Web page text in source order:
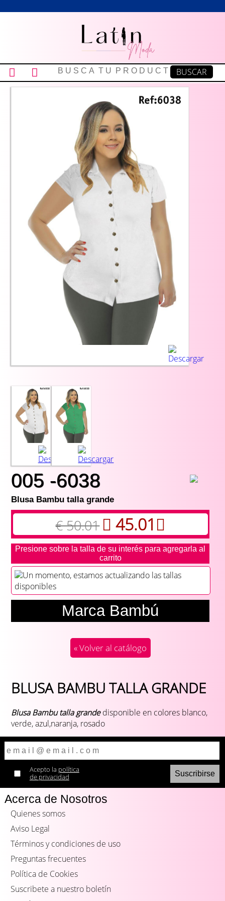
005 -6038
Blusa Bambu talla grande
€ 50.01 45.01
Presione sobre la talla de su interés para agregarla al
carrito
Un momento, estamos actualizando las tallas
disponibles
Marca Bambú
« Volver al catálogo
BLUSA BAMBU TALLA GRANDE
Blusa Bambu talla grandedisponible en colores blanco,
verde, azul,naranja, rosado
Acepto la política
de privacidad
Acerca de Nosotros
Quienes somos
Aviso Legal
Términos y condiciones de uso
Preguntas frecuentes
Política de Cookies
Suscribete a nuestro boletín